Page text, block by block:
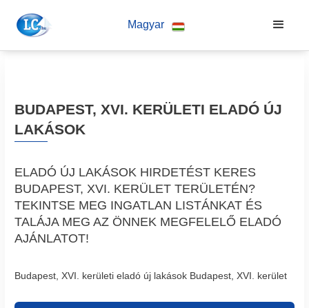
Magyar
BUDAPEST, XVI. KERÜLETI ELADÓ ÚJ
LAKÁSOK
ELADÓ ÚJ LAKÁSOK HIRDETÉST KERES
BUDAPEST, XVI. KERÜLET TERÜLETÉN?
TEKINTSE MEG INGATLAN LISTÁNKAT ÉS
TALÁJA MEG AZ ÖNNEK MEGFELELŐ ELADÓ
AJÁNLATOT!
Budapest, XVI. kerületi eladó új lakások Budapest, XVI. kerület